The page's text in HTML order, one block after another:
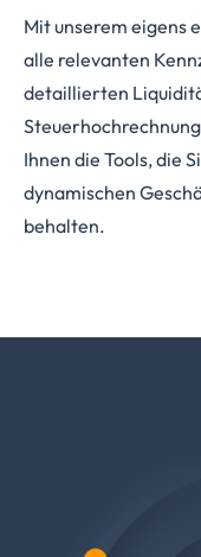
Mit unserem eigens
alle relevanten
detaillierten
Ihnen die Tools, die
dynamischen
behalten.